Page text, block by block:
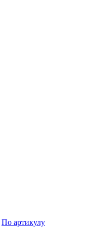
По артикулу